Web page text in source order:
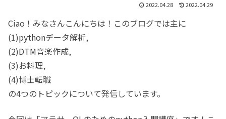
2022.04.28 2022.04.29
Ciao！みなさんこんにちは！このブログでは主に
(1)pythonデータ解析,
(2)DTM音楽作成,
(3)お料理,
(4)博士転職
の4つのトピックについて発信しています。